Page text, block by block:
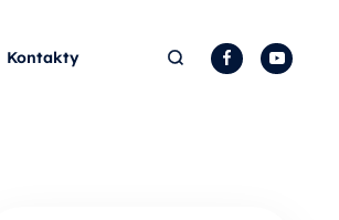
Kontakty Hledat Facebook